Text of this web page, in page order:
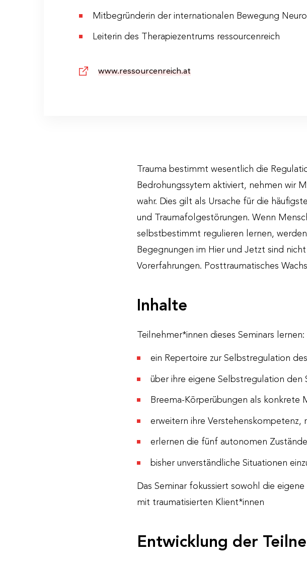
Sa, 08.10.2022, 9:00 – 17:00 Uhr
Ort Schloss Goldegg, Hofmark 1,
Anmeldeschluss 25.10.2022
Mitbegründerin der internationalen Bewegung
Leiterin des Therapiezentrums ressourcenreich
www.ressourcenreich.at
Trauma bestimmt wesentlich die
Bedrohungssytem aktiviert, nehmen wir
wahr. Dies gilt als Ursache für die
und Traumafolgestörungen. Wenn
selbstbestimmt regulieren lernen,
Begegnungen im Hier und Jetzt sind
Vorerfahrungen. Posttraumatisches
Inhalte
Teilnehmer*innen dieses Seminars lernen:
ein Repertoire zur Selbstregulation
über ihre eigene Selbstregulation den
Breema-Körperübungen als konkrete
erweitern ihre
erlernen die fünf autonomen
bisher unverständliche Situationen
Das Seminar fokussiert sowohl die
mit traumatisierten Klient*innen
Entwicklung der